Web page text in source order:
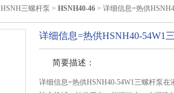
HSNH三螺杆泵 > HSNH40-46 > 详细信息=热供
详细信息=热供HSNH40-54W1
简要描述：
详细信息=热供HSNH40-54W1三螺杆泵在